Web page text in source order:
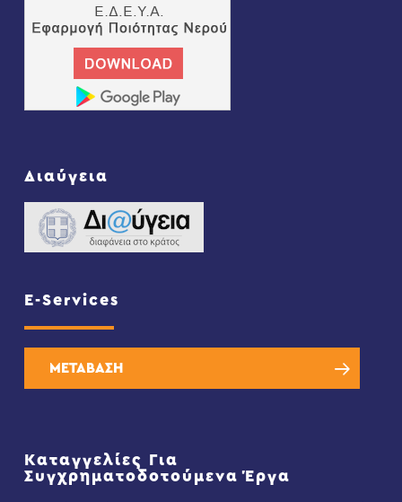
Διαύγεια
E-Services
ΜΕΤΑΒΑΣΗ
Καταγγελίες Για
Συγχρηματοδοτούμενα Έργα